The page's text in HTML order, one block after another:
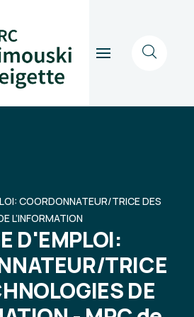
COORDONNATEUR/TRICE DES
L’INFORMATION
D'EMPLOI:
TRICE
DE